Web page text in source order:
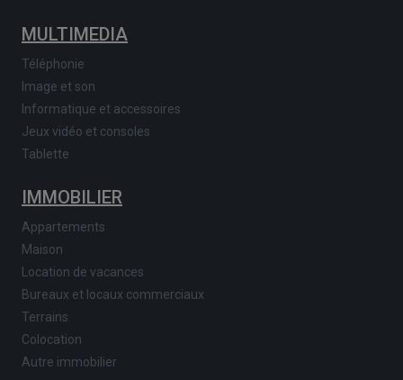
MULTIMEDIA
Téléphonie
Image et son
Informatique et accessoires
Jeux vidéo et consoles
Tablette
IMMOBILIER
Appartements
Maison
Location de vacances
Bureaux et locaux commerciaux
Terrains
Colocation
Autre immobilier